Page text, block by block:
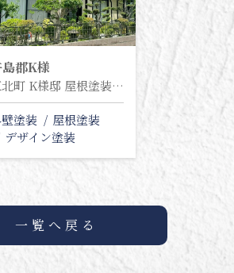
郡K様
江北町 K様邸 屋根塗装・外壁デザイン塗装塗り替え工事
塗装
屋根塗装
デザイン塗装
一覧へ戻る